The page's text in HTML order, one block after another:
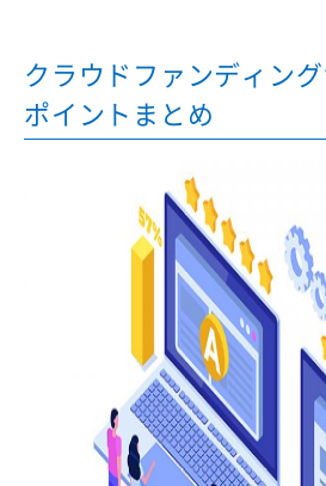
クラウドファンディン
ポイントまとめ